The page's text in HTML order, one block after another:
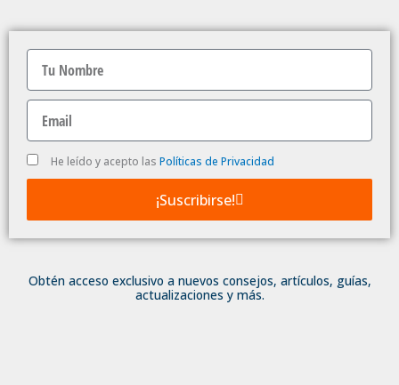
Nombre
Email
Politica
de
He leído y acepto las Políticas de Privacidad
¡Suscribirse!
Obtén acceso exclusivo a nuevos consejos, artículos, guías,
actualizaciones y más.